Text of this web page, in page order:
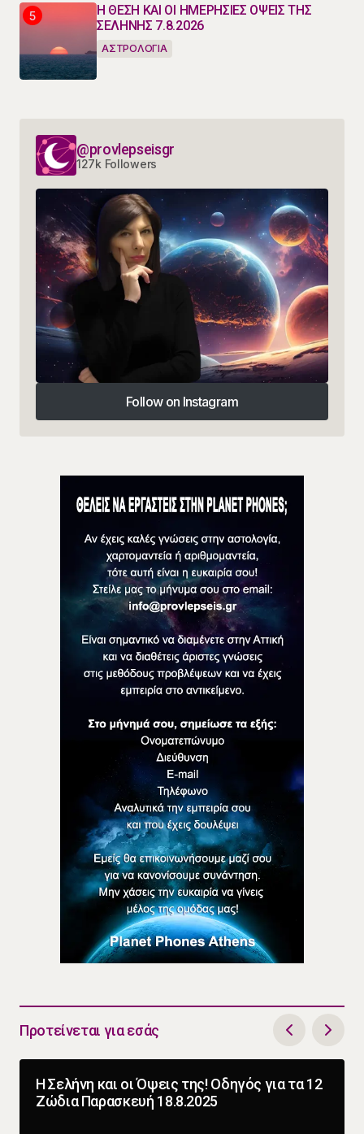
Η ΘΕΣΗ ΚΑΙ ΟΙ ΗΜΕΡΗΣΙΕΣ ΟΨΕΙΣ ΤΗΣ
ΣΕΛΗΝΗΣ 7.8.2026
ΑΣΤΡΟΛΟΓΙΑ
@provlepseisgr
127k Followers
Follow on Instagram
Follow on Instagram
Προτείνεται για εσάς
Η Σελήνη και οι Όψεις της! Οδηγός για τα 12
Ζώδια Παρασκευή 18.8.2025